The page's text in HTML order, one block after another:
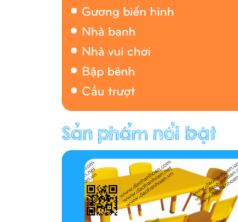
Gương biến hình
Nhà banh
Nhà vui chơi
Bập bênh
Cầu trượt
Hàng rào/nhà banh 9H5412